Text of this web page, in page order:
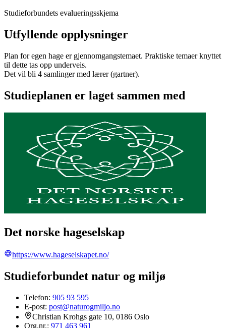
Studieforbundets evalueringsskjema
Utfyllende opplysninger
Plan for egen hage er gjennomgangstemaet. Praktiske temaer knyttet
til dette tas opp underveis.
Det vil bli 4 samlinger med lærer (gartner).
Studieplanen er laget sammen med
Det norske hageselskap
https://www.hageselskapet.no/
Studieforbundet natur og miljø
Telefon: 905 93 595
E-post: post@naturogmiljo.no
Christian Krohgs gate 10, 0186 Oslo
Org.nr.: 971 463 961